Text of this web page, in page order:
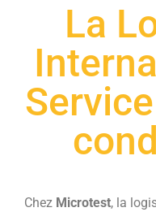
La
Chez Microtest, la